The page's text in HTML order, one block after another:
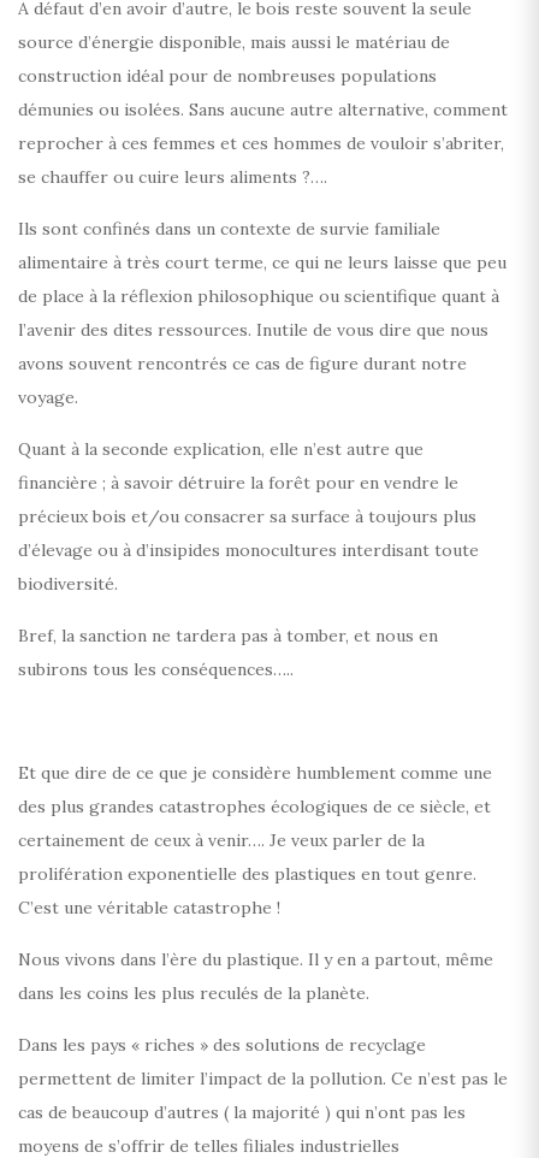
A défaut d’en avoir d’autre, le bois reste souvent la seule
source d’énergie disponible, mais aussi le matériau de
construction idéal pour de nombreuses populations
démunies ou isolées. Sans aucune autre alternative, comment
reprocher à ces femmes et ces hommes de vouloir s’abriter,
se chauffer ou cuire leurs aliments ?….
Ils sont confinés dans un contexte de survie familiale
alimentaire à très court terme, ce qui ne leurs laisse que peu
de place à la réflexion philosophique ou scientifique quant à
l’avenir des dites ressources. Inutile de vous dire que nous
avons souvent rencontrés ce cas de figure durant notre
voyage.
Quant à la seconde explication, elle n’est autre que
financière ; à savoir détruire la forêt pour en vendre le
précieux bois et/ou consacrer sa surface à toujours plus
d’élevage ou à d’insipides monocultures interdisant toute
biodiversité.
Bref, la sanction ne tardera pas à tomber, et nous en
subirons tous les conséquences…..
Et que dire de ce que je considère humblement comme une
des plus grandes catastrophes écologiques de ce siècle, et
certainement de ceux à venir…. Je veux parler de la
prolifération exponentielle des plastiques en tout genre.
C’est une véritable catastrophe !
Nous vivons dans l’ère du plastique. Il y en a partout, même
dans les coins les plus reculés de la planète.
Dans les pays « riches » des solutions de recyclage
permettent de limiter l’impact de la pollution. Ce n’est pas le
cas de beaucoup d’autres ( la majorité ) qui n’ont pas les
moyens de s’offrir de telles filiales industrielles